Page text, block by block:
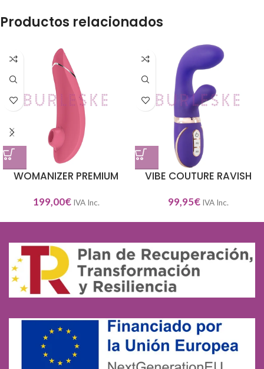
Productos relacionados
WOMANIZER PREMIUM
199,00€ IVA Inc.
VIBE COUTURE RAVISH
99,95€ IVA Inc.